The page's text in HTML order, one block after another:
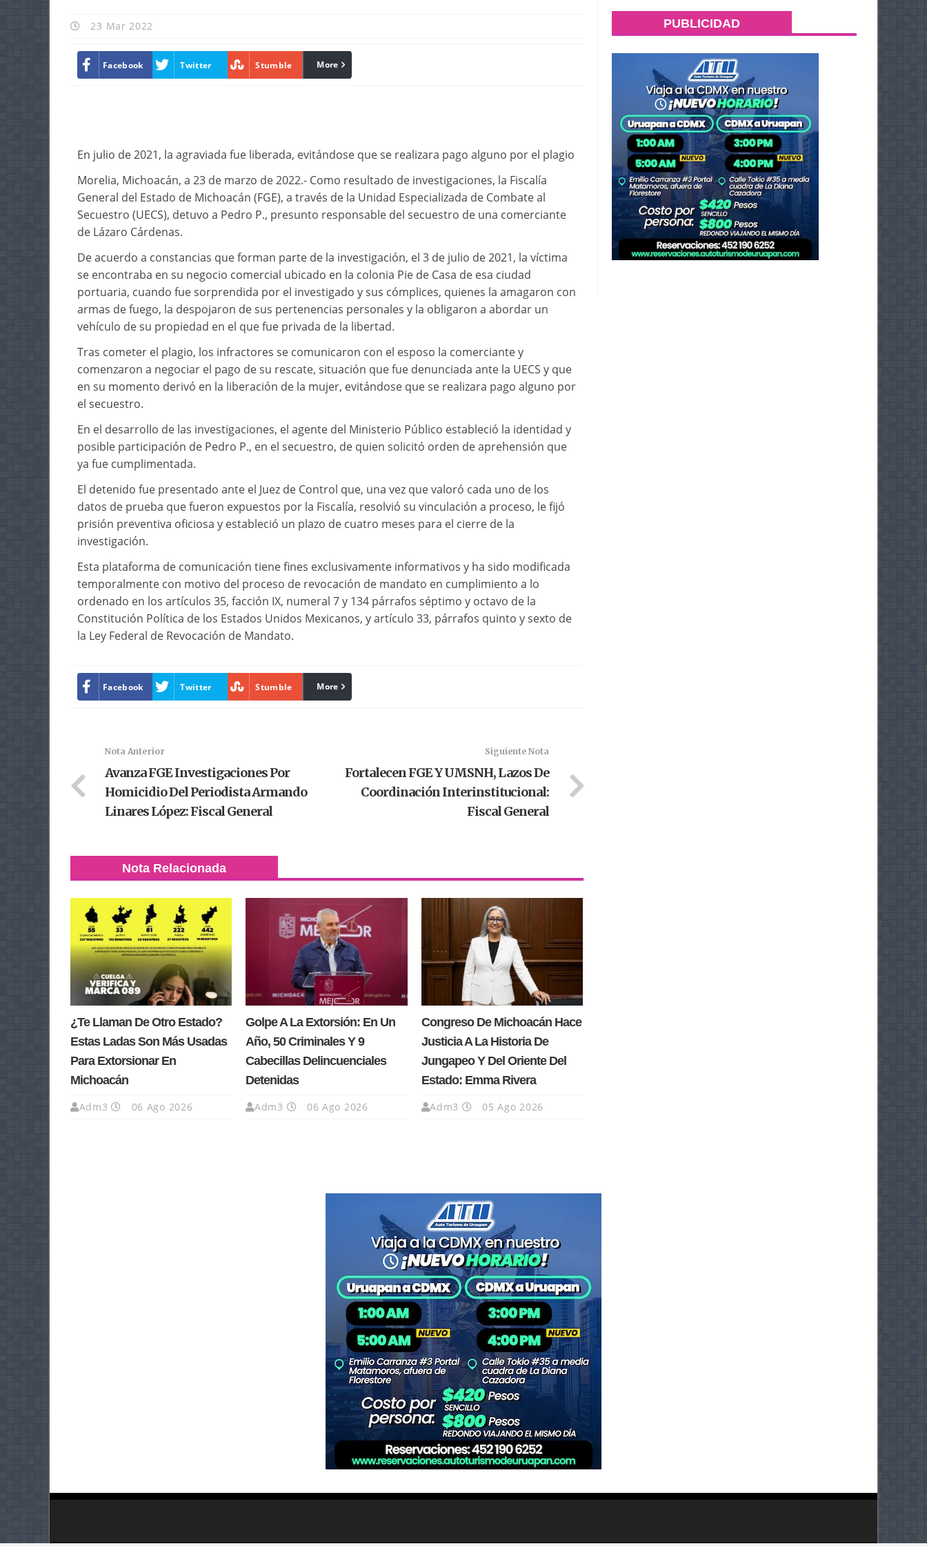
23 Mar 2022
Facebook Twitter Stumble linkedin
More
En julio de 2021, la agraviada fue liberada, evitándose que se realizara pago alguno por el plagio
Morelia, Michoacán, a 23 de marzo de 2022.- Como resultado de investigaciones, la Fiscalía
General del Estado de Michoacán (FGE), a través de la Unidad Especializada de Combate al
Secuestro (UECS), detuvo a Pedro P., presunto responsable del secuestro de una comerciante
de Lázaro Cárdenas.
De acuerdo a constancias que forman parte de la investigación, el 3 de julio de 2021, la víctima
se encontraba en su negocio comercial ubicado en la colonia Pie de Casa de esa ciudad
portuaria, cuando fue sorprendida por el investigado y sus cómplices, quienes la amagaron con
armas de fuego, la despojaron de sus pertenencias personales y la obligaron a abordar un
vehículo de su propiedad en el que fue privada de la libertad.
Tras cometer el plagio, los infractores se comunicaron con el esposo la comerciante y
comenzaron a negociar el pago de su rescate, situación que fue denunciada ante la UECS y que
en su momento derivó en la liberación de la mujer, evitándose que se realizara pago alguno por
el secuestro.
En el desarrollo de las investigaciones, el agente del Ministerio Público estableció la identidad y
posible participación de Pedro P., en el secuestro, de quien solicitó orden de aprehensión que
ya fue cumplimentada.
El detenido fue presentado ante el Juez de Control que, una vez que valoró cada uno de los
datos de prueba que fueron expuestos por la Fiscalía, resolvió su vinculación a proceso, le fijó
prisión preventiva oficiosa y estableció un plazo de cuatro meses para el cierre de la
investigación.
Esta plataforma de comunicación tiene fines exclusivamente informativos y ha sido modificada
temporalmente con motivo del proceso de revocación de mandato en cumplimiento a lo
ordenado en los artículos 35, facción IX, numeral 7 y 134 párrafos séptimo y octavo de la
Constitución Política de los Estados Unidos Mexicanos, y artículo 33, párrafos quinto y sexto de
la Ley Federal de Revocación de Mandato.
Facebook Twitter Stumble linkedin
More
Nota Anterior
Avanza FGE Investigaciones Por
Homicidio Del Periodista Armando
Linares López: Fiscal General
Siguiente Nota
Fortalecen FGE Y UMSNH, Lazos De
Coordinación Interinstitucional:
Fiscal General
Nota Relacionada
¿Te Llaman De Otro Estado?
Estas Ladas Son Más Usadas
Para Extorsionar En
Michoacán
Adm3 06 Ago 2026
Golpe A La Extorsión: En Un
Año, 50 Criminales Y 9
Cabecillas Delincuenciales
Detenidas
Adm3 06 Ago 2026
Congreso De Michoacán Hace
Justicia A La Historia De
Jungapeo Y Del Oriente Del
Estado: Emma Rivera
Adm3 05 Ago 2026
PUBLICIDAD